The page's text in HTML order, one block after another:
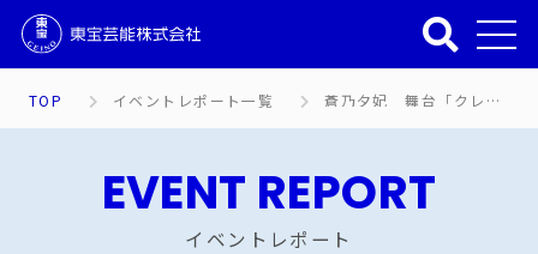
TOP イベントレポート一覧 蒼乃夕妃 舞台「クレスト☆シザーズ」初日挨拶・公開ゲネプロに登壇！
EVENT REPORT
イベントレポート